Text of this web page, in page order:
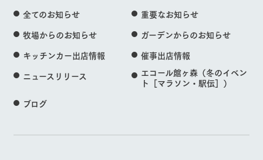
全てのお知らせ
重要なお知らせ
牧場からのお知らせ
ガーデンからのお知らせ
キッチンカー出店情報
催事出店情報
ニュースリリース
エコール館ヶ森（冬のイベン
ト［マラソン・駅伝］）
ブログ